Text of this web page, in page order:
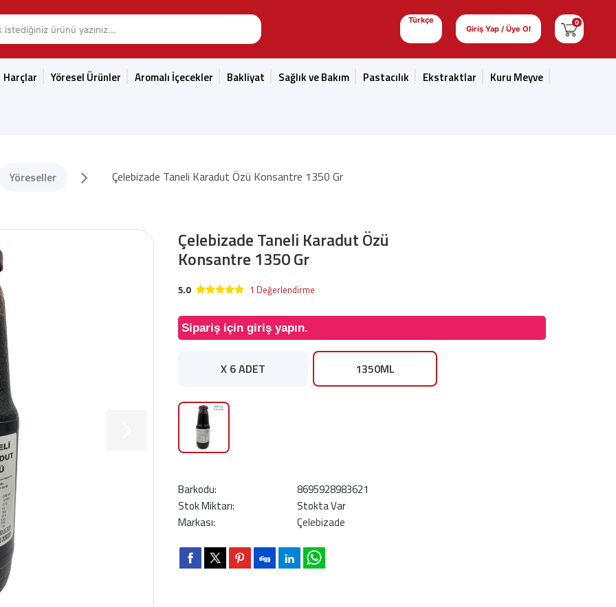
Türkçe
Giriş Yap / Üye Ol
0
Harçlar Yöresel Ürünler Aromalı İçecekler Bakliyat Sağlık ve Bakım Pastacılık Ekstraktlar Kuru Meyve
Yöreseller Çelebizade Taneli Karadut Özü Konsantre 1350 Gr
Çelebizade Taneli Karadut Özü
Konsantre 1350 Gr
5.0 1 Değerlendirme
Sipariş için giriş yapın.
X 6 ADET 1350ML
Barkodu:
8695928983621
Stok Miktarı:
Stokta Var
Markası:
Çelebizade